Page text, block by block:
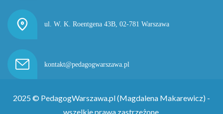
ul. W. K. Roentgena 43B, 02-781 Warszawa
kontakt@pedagogwarszawa.pl
2025 © PedagogWarszawa.pl (Magdalena Makarewicz) -
wszelkie prawa zastrzeżone.